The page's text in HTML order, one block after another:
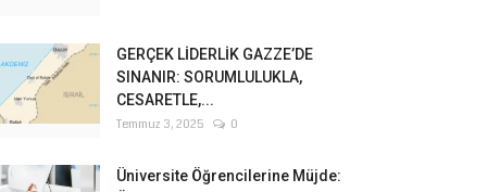
GERÇEK LİDERLİK GAZZE’DE
SINANIR: SORUMLULUKLA,
CESARETLE,...
Temmuz 3, 2025 0
Üniversite Öğrencilerine Müjde: